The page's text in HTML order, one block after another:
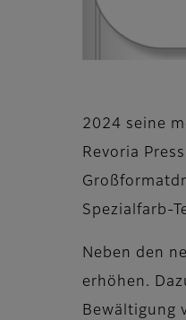
2024 seine
Revoria
Spezialfarb-
Neben den
erhöhen.
Bewältigung